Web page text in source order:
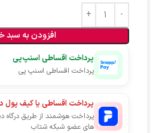
افزودن به سبد
پرداخت اقساطی اسنپ‌پی
پرداخت اقساطی اسنپ پی
پرداخت اقساطی یا کیف
پرداخت هوشمند از طریق درگاه
های عضو شبکه شتاب